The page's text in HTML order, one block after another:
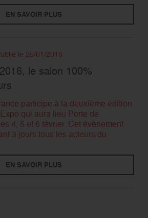
EN SAVOIR PLUS
le 25/01/2016
le salon 100%
participe à la deuxième édition
qui aura lieu Porte de
4, 5 et 6 février. Cet évènement
3 jours tous les acteurs du
EN SAVOIR PLUS